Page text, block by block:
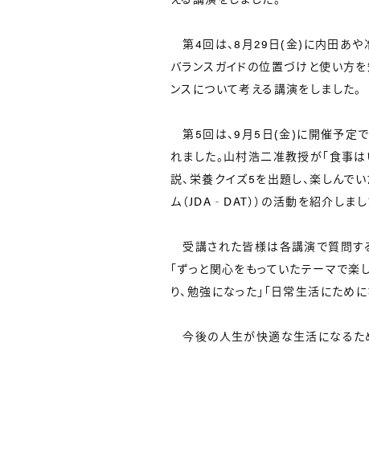
第4回は、8月29日(金)に内田あや
バランスガイドの位置づけと使い方
ンスについて考える講演をしました。
第5回は、9月5日(金)に開催予定
れました。山村浩二准教授が「食事は
説、栄養クイズ5を出題し、楽しんで
ム（JDA‐DAT））の活動を紹介しまし
受講された皆様は各講演で質問す
「ずっと関心をもっていたテーマで楽
り、勉強になった」「日常生活にため
今後の人生が快適な生活になるた